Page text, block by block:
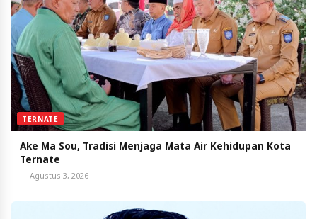
TERNATE
Ake Ma Sou, Tradisi Menjaga Mata Air Kehidupan Kota
Ternate
Agustus 3, 2026